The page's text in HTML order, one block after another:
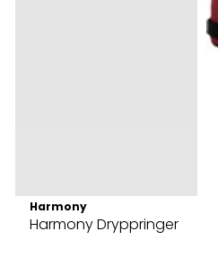
Harmony
Harmony Dryppringer